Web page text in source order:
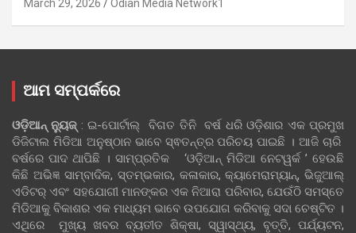
March 29, 2026 Odian Media Network1
ଆମ ସମ୍ପର୍କରେ
ଓଡ଼ିଆନ୍‍ ନ୍ୟୁଜ୍‍: ଇ-ପୋର୍ଟାଲ୍ ବିଗତ ତିନି ବର୍ଷ ଧରି ଓଡ଼ିଶାର ଏକ ପ୍ରମୁଖ
ଡିଜିଟାଲ ମିଡିଆ ଅନୁଷ୍ଠାନ ଭାବେ ସ୍ଵତନ୍ତ୍ର ପରିଚୟ ପାଇଛି । ଆଜି ଚାରି
ବର୍ଷରେ ପାଦ ଥାପିଛି । ସାମ୍ପ୍ରତିକ ‘ଓଡ଼ିଆନ୍‍ ମିଡିଆ ନେଟୱର୍କ ’ ହେଉଛି
କିଛି ଅଭିଜ୍ଞ ସାମ୍ବାଦିକ, ସ୍ତମ୍ଭକାର, କଳାକାର, କ୍ୟାମେରାମ୍ୟାନ୍, ଭିଜୁଆଲ୍
ଏଡିଟର୍ ଏବଂ ସହଯୋଗୀ ମାନଙ୍କର ଏକ ନିଆରା ପରିବାର, ଯେଉଁଠି ସମସ୍ତେ
ମିଡିଆକୁ ବିକାଶର ଏକ ମାଧ୍ୟମ ଭାବେ ଉପଯୋଗ କରିବାକୁ ସଦା ଚେଷ୍ଟିତ ।
ଏଥିରେ ମୁଖ୍ୟ ଖବର ବ୍ୟତୀତ ଶିକ୍ଷା, ସ୍ୱାସ୍ଥ୍ୟ, ବୃତ୍ତି, ପର୍ଯ୍ୟଟନ,